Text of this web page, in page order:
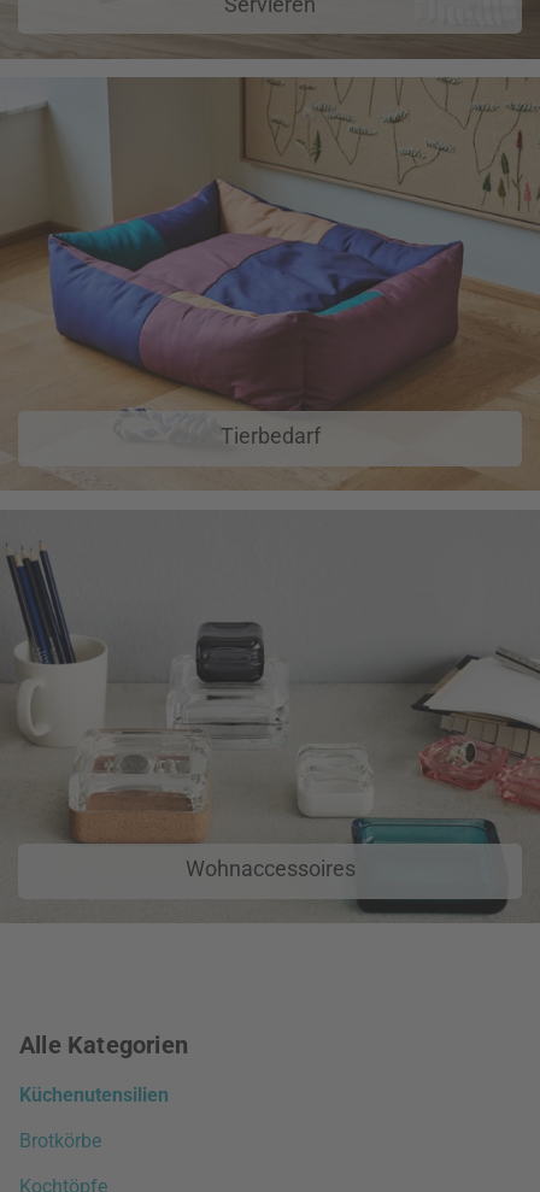
Tierbedarf
Wohnaccessoires
Alle Kategorien
Küchenutensilien
Brotkörbe
Kochtöpfe